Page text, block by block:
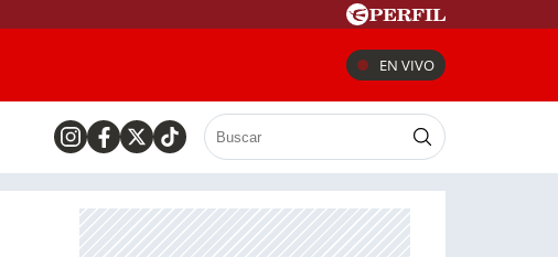
EN VIVO